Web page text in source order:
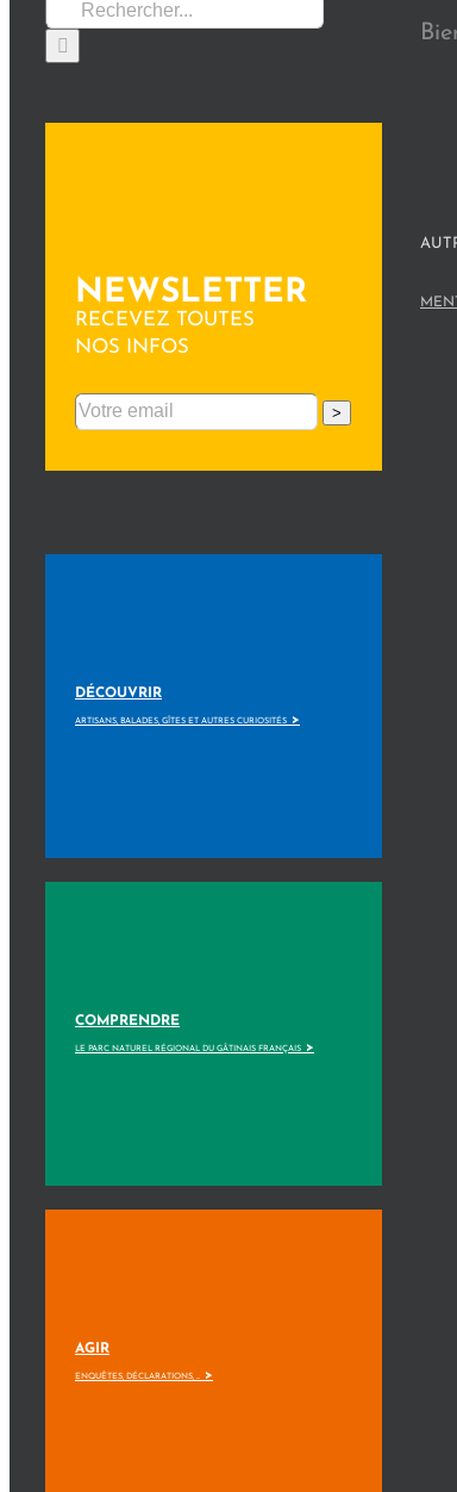
NEWSLETTER
RECEVEZ TOUTES
NOS INFOS
>
DÉCOUVRIR
ARTISANS, BALADES, GÎTES ET AUTRES CURIOSITÉS >
COMPRENDRE
LE PARC NATUREL RÉGIONAL DU GÂTINAIS FRANÇAIS >
AGIR
ENQUÊTES, DÉCLARATIONS, ... >